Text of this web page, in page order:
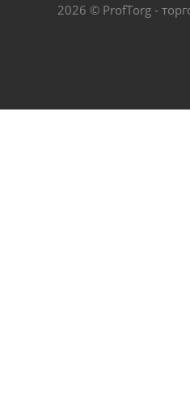
2026 © ProfTorg -